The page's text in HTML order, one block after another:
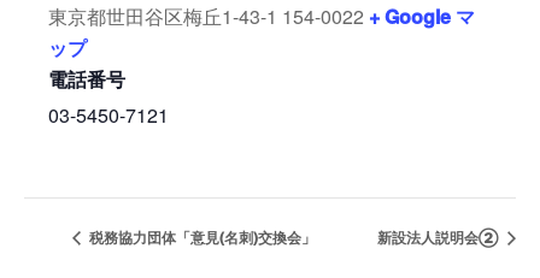
東京都世田谷区梅丘1-43-1 154-0022 + Google マ
ップ
電話番号
03-5450-7121
税務協力団体「意見(名刺)交換会」 新設法人説明会②